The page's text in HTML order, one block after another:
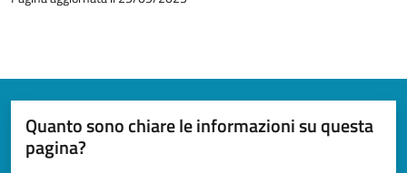
Quanto sono chiare le informazioni su questa
pagina?